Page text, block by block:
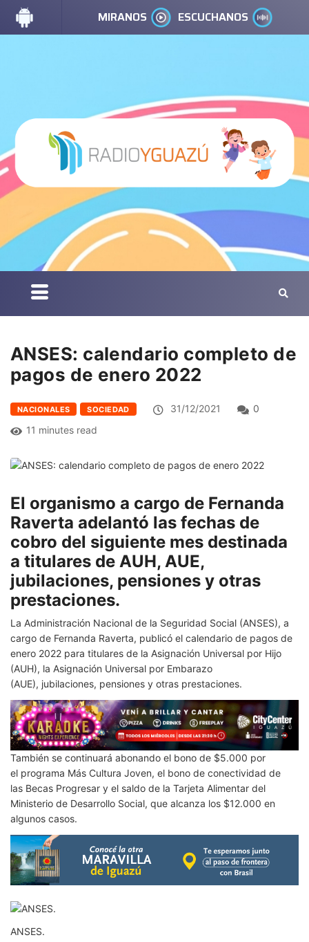
MIRANOS ESCUCHANOS
ANSES: calendario completo de
pagos de enero 2022
NACIONALES SOCIEDAD 31/12/2021
0
11 minutes read
El organismo a cargo de Fernanda
Raverta adelantó las fechas de
cobro del siguiente mes destinada
a titulares de AUH, AUE,
jubilaciones, pensiones y otras
prestaciones.
La Administración Nacional de la Seguridad Social (ANSES), a
cargo de Fernanda Raverta, publicó el calendario de pagos de
enero 2022 para titulares de la Asignación Universal por Hijo
(AUH), la Asignación Universal por Embarazo
(AUE), jubilaciones, pensiones y otras prestaciones.
También se continuará abonando el bono de $5.000 por
el programa Más Cultura Joven, el bono de conectividad de
las Becas Progresar y el saldo de la Tarjeta Alimentar del
Ministerio de Desarrollo Social, que alcanza los $12.000 en
algunos casos.
ANSES.